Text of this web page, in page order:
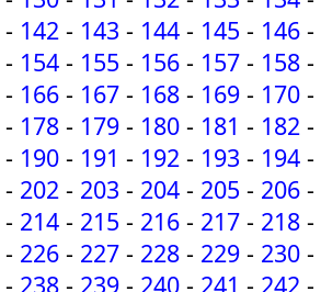
- 142 - 143 - 144 - 145 - 146 -
- 154 - 155 - 156 - 157 - 158 -
- 166 - 167 - 168 - 169 - 170 -
- 178 - 179 - 180 - 181 - 182 -
- 190 - 191 - 192 - 193 - 194 -
- 202 - 203 - 204 - 205 - 206 -
- 214 - 215 - 216 - 217 - 218 -
- 226 - 227 - 228 - 229 - 230 -
- 238 - 239 - 240 - 241 - 242 -